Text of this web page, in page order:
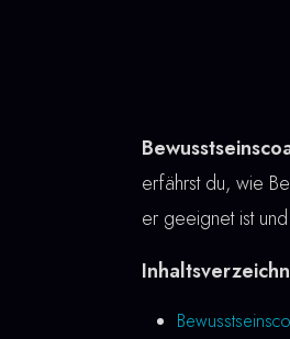
erfährst du, wie
er geeignet ist